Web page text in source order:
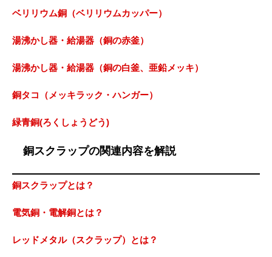
ベリリウム銅（ベリリウムカッパー）
湯沸かし器・給湯器（銅の赤釜）
湯沸かし器・給湯器（銅の白釜、亜鉛メッキ）
銅タコ（メッキラック・ハンガー）
緑青銅(ろくしょうどう)
銅スクラップの関連内容を解説
銅スクラップとは？
電気銅・電解銅とは？
レッドメタル（スクラップ）とは？